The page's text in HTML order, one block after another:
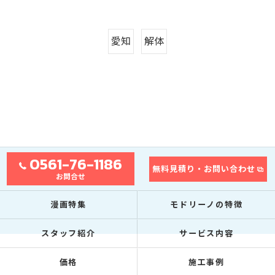
愛知 解体
0561-76-1186
お問合せ
無料見積り・お問い合わせ
漫画特集 モドリーノの特徴
スタッフ紹介 サービス内容
価格 施工事例